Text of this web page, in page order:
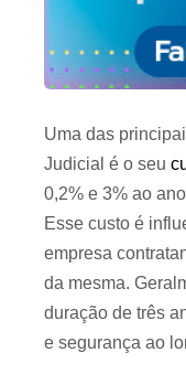
Uma das
Judicial é o seu
0,2% e 3% ao
Esse custo é
empresa
da mesma.
duração de três
e segurança ao